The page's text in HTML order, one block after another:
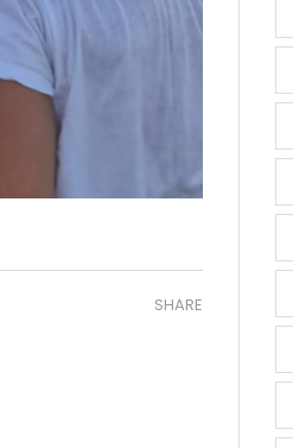
SHARE